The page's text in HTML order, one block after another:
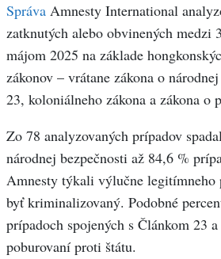
Správa Amnesty International
zatknutých alebo obvinených medzi
májom 2025 na základe
zákonov – vrátane zákona o
23, koloniálneho zákona a zákona o
Zo 78 analyzovaných prípadov
národnej bezpečnosti až 84,6 %
Amnesty týkali výlučne legitímneho
byť kriminalizovaný. Podobné
prípadoch spojených s Článkom 23
poburovaní proti štátu.